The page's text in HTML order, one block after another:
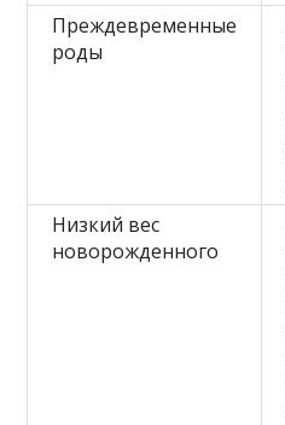
Преждевременные
роды
Низкий вес
новорожденного